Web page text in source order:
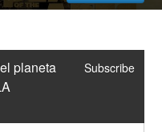
planeta
Subscribe